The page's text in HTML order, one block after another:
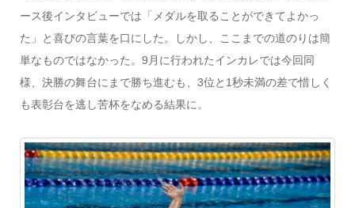
ース後インタビューでは「メダルを取ることができてよかっ
た」と喜びの言葉を口にした。しかし、ここまでの道のりは簡
単なものではなかった。9月に行われたインカレでは今回同
様、決勝の舞台にまで勝ち進むも、3位と1秒未満の差で惜しく
も表彰台を逃し苦杯をなめる結果に。